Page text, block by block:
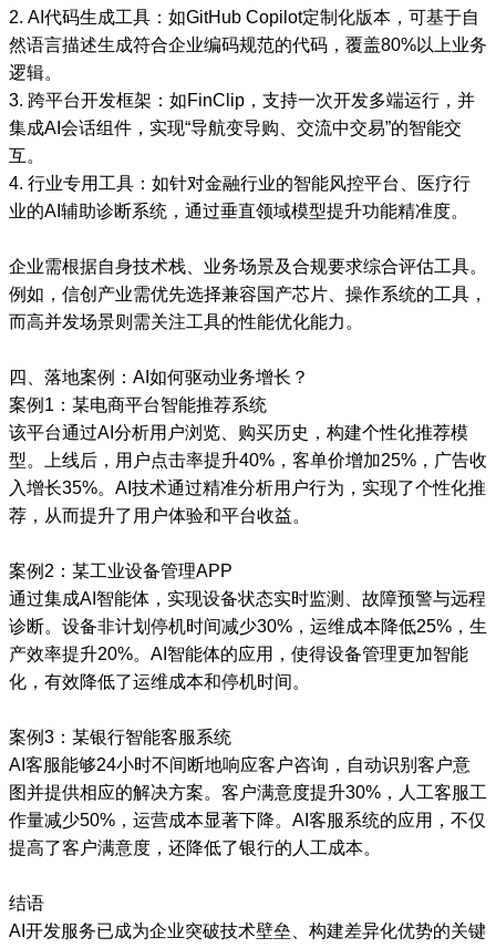
2. AI代码生成工具：如GitHub Copilot定制化版本，可基于自
然语言描述生成符合企业编码规范的代码，覆盖80%以上业务
逻辑。
3. 跨平台开发框架：如FinClip，支持一次开发多端运行，并
集成AI会话组件，实现“导航变导购、交流中交易”的智能交
互。
4. 行业专用工具：如针对金融行业的智能风控平台、医疗行
业的AI辅助诊断系统，通过垂直领域模型提升功能精准度。
企业需根据自身技术栈、业务场景及合规要求综合评估工具。
例如，信创产业需优先选择兼容国产芯片、操作系统的工具，
而高并发场景则需关注工具的性能优化能力。
四、落地案例：AI如何驱动业务增长？
案例1：某电商平台智能推荐系统
该平台通过AI分析用户浏览、购买历史，构建个性化推荐模
型。上线后，用户点击率提升40%，客单价增加25%，广告收
入增长35%。AI技术通过精准分析用户行为，实现了个性化推
荐，从而提升了用户体验和平台收益。
案例2：某工业设备管理APP
通过集成AI智能体，实现设备状态实时监测、故障预警与远程
诊断。设备非计划停机时间减少30%，运维成本降低25%，生
产效率提升20%。AI智能体的应用，使得设备管理更加智能
化，有效降低了运维成本和停机时间。
案例3：某银行智能客服系统
AI客服能够24小时不间断地响应客户咨询，自动识别客户意
图并提供相应的解决方案。客户满意度提升30%，人工客服工
作量减少50%，运营成本显著下降。AI客服系统的应用，不仅
提高了客户满意度，还降低了银行的人工成本。
结语
AI开发服务已成为企业突破技术壁垒、构建差异化优势的关键